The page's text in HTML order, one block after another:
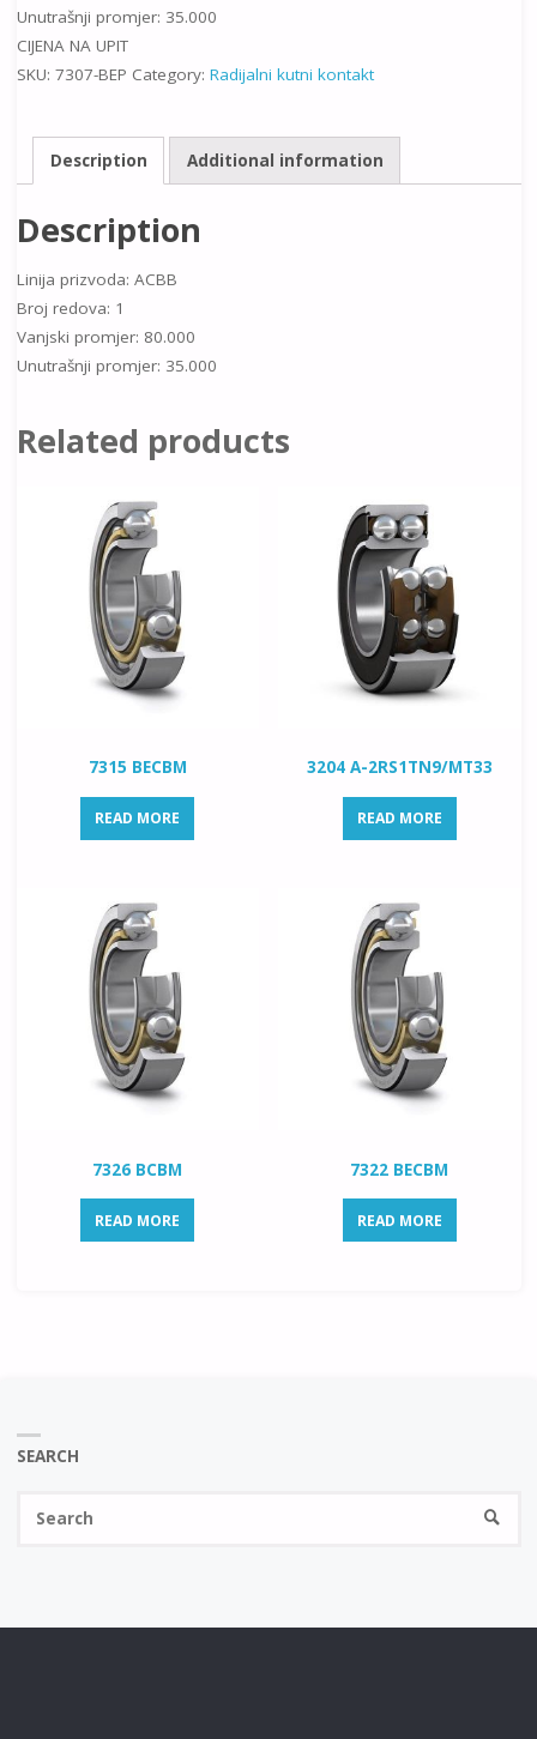
Unutrašnji promjer: 35.000
CIJENA NA UPIT
SKU: 7307-BEP Category: Radijalni kutni kontakt
Description Additional information
Description
Linija prizvoda: ACBB
Broj redova: 1
Vanjski promjer: 80.000
Unutrašnji promjer: 35.000
Related products
7315 BECBM
READ MORE
3204 A-2RS1TN9/MT33
READ MORE
7326 BCBM
READ MORE
7322 BECBM
READ MORE
SEARCH